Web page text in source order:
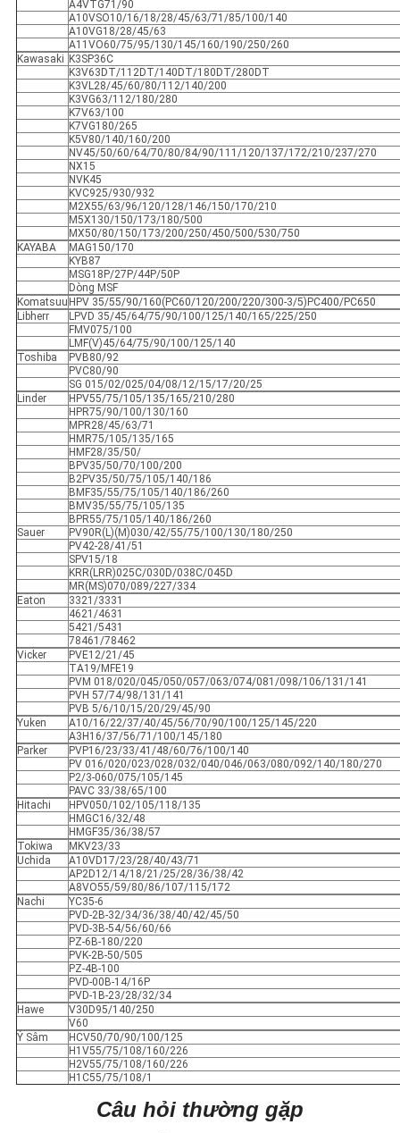
A4VTG71/90
A10VSO10/16/18/28/45/63/71/85/100/140
A10VG18/28/45/63
A11VO60/75/95/130/145/160/190/250/260
Kawasaki K3SP36C
K3V63DT/112DT/140DT/180DT/280DT
K3VL28/45/60/80/112/140/200
K3VG63/112/180/280
K7V63/100
K7VG180/265
K5V80/140/160/200
NV45/50/60/64/70/80/84/90/111/120/137/172/210/237/270
NX15
NVK45
KVC925/930/932
M2X55/63/96/120/128/146/150/170/210
M5X130/150/173/180/500
MX50/80/150/173/200/250/450/500/530/750
KAYABA
MAG150/170
KYB87
MSG18P/27P/44P/50P
Dòng MSF
Komatsuu HPV 35/55/90/160(PC60/120/200/220/300-3/5)PC400/PC650
Libherr
LPVD 35/45/64/75/90/100/125/140/165/225/250
FMV075/100
LMF(V)45/64/75/90/100/125/140
Toshiba
PVB80/92
PVC80/90
SG 015/02/025/04/08/12/15/17/20/25
Linder
HPV55/75/105/135/165/210/280
HPR75/90/100/130/160
MPR28/45/63/71
HMR75/105/135/165
HMF28/35/50/
BPV35/50/70/100/200
B2PV35/50/75/105/140/186
BMF35/55/75/105/140/186/260
BMV35/55/75/105/135
BPR55/75/105/140/186/260
Sauer
PV90R(L)(M)030/42/55/75/100/130/180/250
PV42-28/41/51
SPV15/18
KRR(LRR)025C/030D/038C/045D
MR(MS)070/089/227/334
Eaton
3321/3331
4621/4631
5421/5431
78461/78462
Vicker
PVE12/21/45
TA19/MFE19
PVM 018/020/045/050/057/063/074/081/098/106/131/141
PVH 57/74/98/131/141
PVB 5/6/10/15/20/29/45/90
Yuken
A10/16/22/37/40/45/56/70/90/100/125/145/220
A3H16/37/56/71/100/145/180
Parker
PVP16/23/33/41/48/60/76/100/140
PV 016/020/023/028/032/040/046/063/080/092/140/180/270
P2/3-060/075/105/145
PAVC 33/38/65/100
Hitachi
HPV050/102/105/118/135
HMGC16/32/48
HMGF35/36/38/57
Tokiwa
MKV23/33
Uchida
A10VD17/23/28/40/43/71
AP2D12/14/18/21/25/28/36/38/42
A8VO55/59/80/86/107/115/172
Nachi
YC35-6
PVD-2B-32/34/36/38/40/42/45/50
PVD-3B-54/56/60/66
PZ-6B-180/220
PVK-2B-50/505
PZ-4B-100
PVD-00B-14/16P
PVD-1B-23/28/32/34
Hawe
V30D95/140/250
V60
Ý Sâm
HCV50/70/90/100/125
H1V55/75/108/160/226
H2V55/75/108/160/226
H1C55/75/108/1
Câu hỏi thường gặp